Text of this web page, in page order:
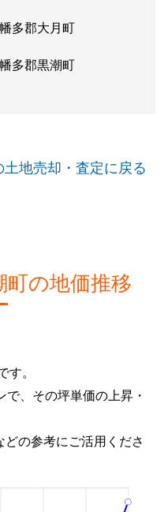
幡多郡大月町
幡多郡黒潮町
地売却・査定に戻る
町の地価推移
。
、その坪単価の上昇・
の参考にご活用くださ